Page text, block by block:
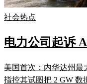
社会热点
电力公司起诉
美国首次：内华达州最
指控其试图把 2 GW 数